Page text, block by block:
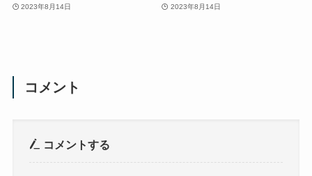
2023年8月14日 2023年8月14日
コメント
コメントする